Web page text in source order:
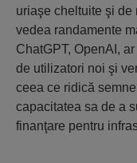
uriaşe cheltuite şi
vedea randamente
ChatGPT, OpenAI,
de utilizatori noi şi
ceea ce ridică
capacitatea sa de a
finanţare pentru